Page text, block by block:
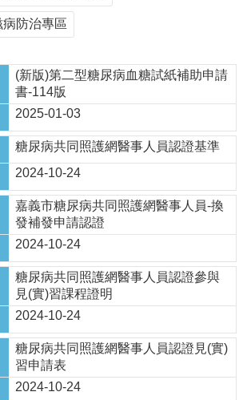
病防治專區
(新版)第二型糖尿病血糖試紙補助申請
書-114版
2025-01-03
糖尿病共同照護網醫事人員認證基準
2024-10-24
嘉義市糖尿病共同照護網醫事人員-換
發補發申請認證
2024-10-24
糖尿病共同照護網醫事人員認證參與
見(實)習課程證明
2024-10-24
糖尿病共同照護網醫事人員認證見(實)
習申請表
2024-10-24